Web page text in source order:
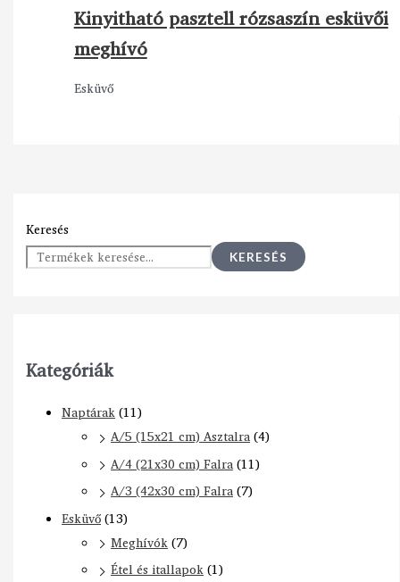
Keresés
KERESÉS
Kategóriák
Naptárak(11)
A/5 (15x21 cm) Asztalra(4)
A/4 (21x30 cm) Falra(11)
A/3 (42x30 cm) Falra(7)
Esküvő(13)
Meghívók(7)
Étel és itallapok(1)
Kinyitható pasztell rózsaszín esküvői
meghívó
Esküvő